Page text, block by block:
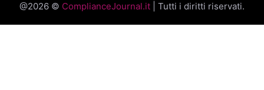
@2026 © ComplianceJournal.it | Tutti i diritti riservati.